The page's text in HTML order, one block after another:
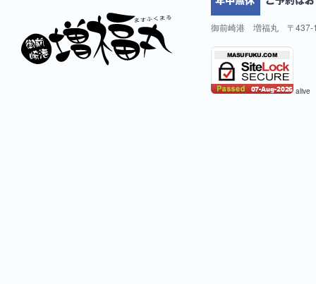
御前崎港 増福丸 〒437-
alive